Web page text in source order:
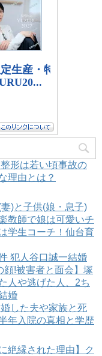
形は若い頃事故の
理由とは？
)と子供(娘・息子)
教師で娘は可愛いチ
学生コーチ！仙台育
犯人谷口誠一結婚
顔!被害者と面会】塚
人や逃げた人、2ち
婚
した夫や家族と死
年入院の真相と学歴
絶縁された理由】ク